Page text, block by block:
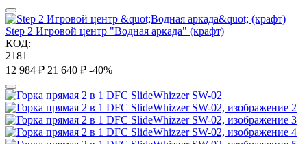
Step 2 Игровой центр "Водная аркада" (крафт)
КОД:
2181
12 984 ₽ 21 640 ₽ -40%